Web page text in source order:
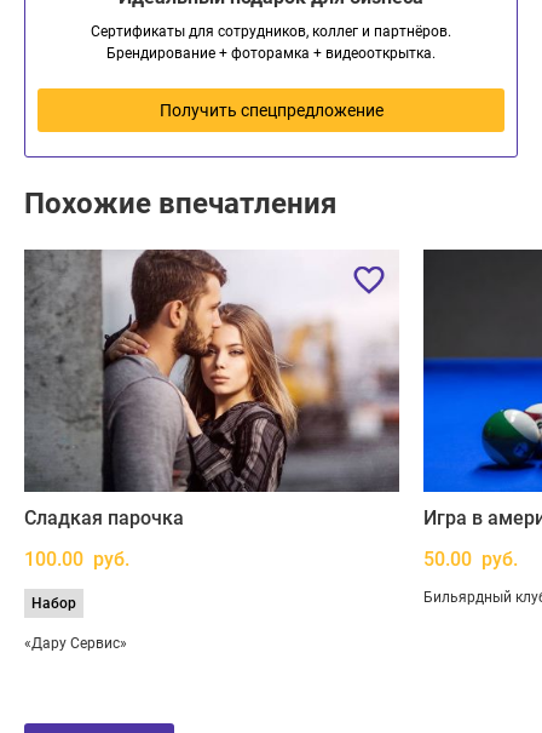
Сертификаты для сотрудников, коллег и партнёров.
Брендирование + фоторамка + видеооткрытка.
Получить спецпредложение
Похожие впечатления
Сладкая парочка
100.00 руб.
Набор
«Дару Сервис»
Игра в
50.00 руб.
Бильярдный